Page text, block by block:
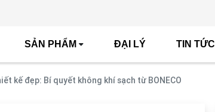
SẢN PHẨM ĐẠI LÝ TIN TỨC
kế đẹp: Bí quyết không khí sạch từ BONECO